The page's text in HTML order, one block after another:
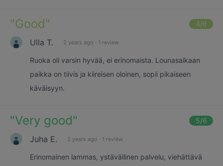
"Good" 4/6
Ulla T. 2 years ago · 1 review
Ruoka oli varsin hyvää, ei erinomaista. Lounasaikaan
paikka on tiivis ja kiireisen oloinen, sopii pikaiseen
käväisyyn.
"Very good" 5/6
Juha E. 2 years ago · 1 review
Erinomainen lammas, ystävällinen palvelu, viehättävä